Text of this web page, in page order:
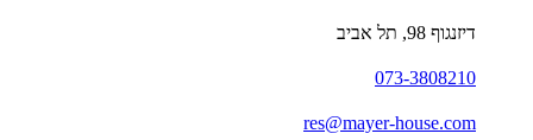
דיזנגוף 98, תל אביב
073-3808210
res@mayer-house.com